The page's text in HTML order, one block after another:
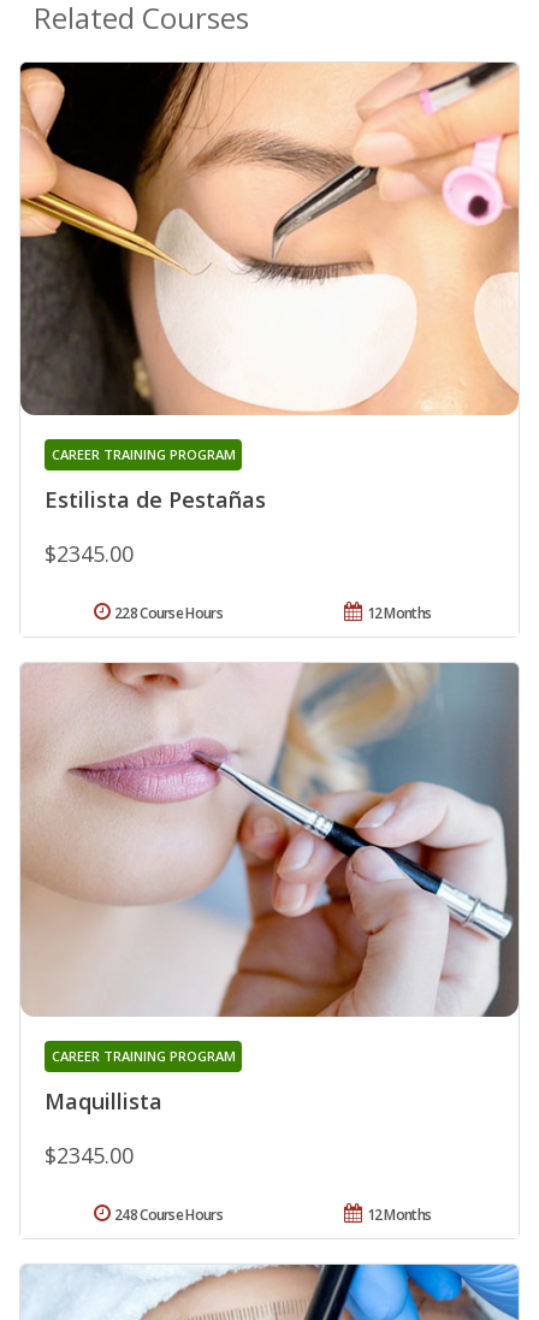
Related Courses
Estilista de Pestañas
CAREER TRAINING PROGRAM
$2345.00
12 Months
228 Course Hours
Maquillista
CAREER TRAINING PROGRAM
$2345.00
12 Months
248 Course Hours